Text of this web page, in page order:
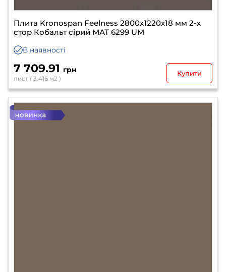
Плита Kronospan Feelness 2800х1220х18 мм 2-х
стор Кобальт сірий МАТ 6299 UM
В наявності
7 709.91 грн
лист ( 3.416 м2 )
Купити